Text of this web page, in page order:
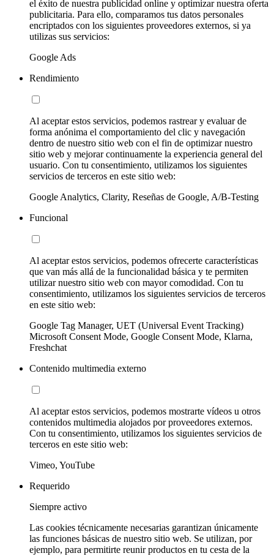
el éxito de nuestra publicidad online y optimizar nuestra oferta
publicitaria. Para ello, comparamos tus datos personales
encriptados con los siguientes proveedores externos, si ya
utilizas sus servicios:
Google Ads
Rendimiento
Al aceptar estos servicios, podemos rastrear y evaluar de
forma anónima el comportamiento del clic y navegación
dentro de nuestro sitio web con el fin de optimizar nuestro
sitio web y mejorar continuamente la experiencia general del
usuario. Con tu consentimiento, utilizamos los siguientes
servicios de terceros en este sitio web:
Google Analytics, Clarity, Reseñas de Google, A/B-Testing
Funcional
Al aceptar estos servicios, podemos ofrecerte características
que van más allá de la funcionalidad básica y te permiten
utilizar nuestro sitio web con mayor comodidad. Con tu
consentimiento, utilizamos los siguientes servicios de terceros
en este sitio web:
Google Tag Manager, UET (Universal Event Tracking)
Microsoft Consent Mode, Google Consent Mode, Klarna,
Freshchat
Contenido multimedia externo
Al aceptar estos servicios, podemos mostrarte vídeos u otros
contenidos multimedia alojados por proveedores externos.
Con tu consentimiento, utilizamos los siguientes servicios de
terceros en este sitio web:
Vimeo, YouTube
Requerido
Siempre activo
Las cookies técnicamente necesarias garantizan únicamente
las funciones básicas de nuestro sitio web. Se utilizan, por
ejemplo, para permitirte reunir productos en tu cesta de la